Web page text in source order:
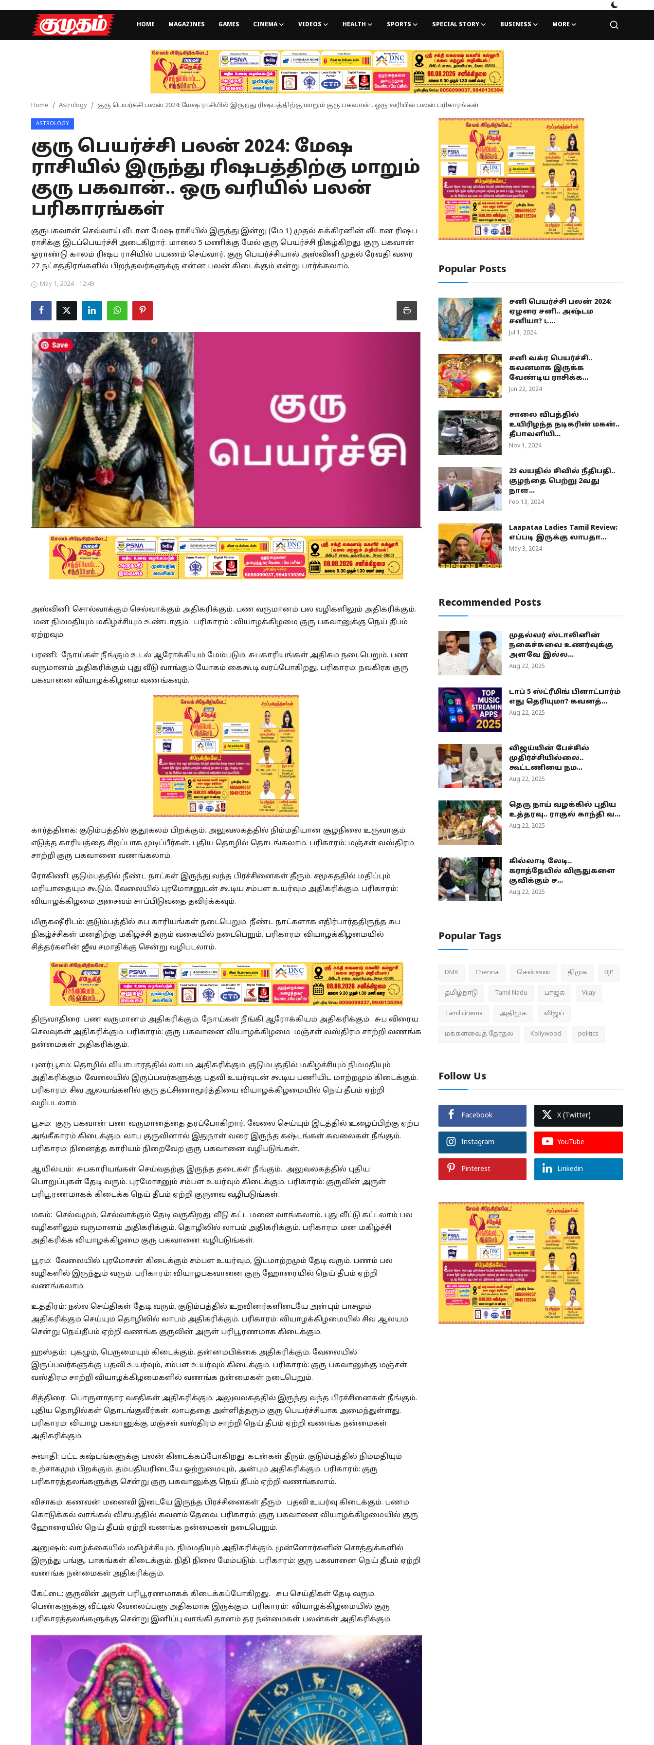
HOME MAGAZINES GAMES CINEMA VIDEOS HEALTH SPORTS SPECIAL STORY BUSINESS MORE
Games
Special Story
Business
Astrology
Spirituality
Weather
Politics
Home Astrology குரு பெயர்ச்சி பலன் 2024: மேஷ ராசியில் இருந்து ரிஷபத்திற்கு மாறும் குரு பகவான்.. ஒரு வரியில் பலன் பரிகாரங்கள்
ASTROLOGY
குரு பெயர்ச்சி பலன் 2024: மேஷ
ராசியில் இருந்து ரிஷபத்திற்கு மாறும்
குரு பகவான்.. ஒரு வரியில் பலன்
பரிகாரங்கள்
குருபகவான் செவ்வாய் வீடான மேஷ ராசியில் இருந்து இன்று (மே 1) முதல் சுக்கிரனின் வீடான ரிஷப
ராசிக்கு இடப்பெயர்ச்சி அடைகிறார். மாலை 5 மணிக்கு மேல் குரு பெயர்ச்சி நிகழ்கிறது. குரு பகவான்
ஓராண்டு காலம் ரிஷப ராசியில் பயணம் செய்வார். குரு பெயர்ச்சியால் அஸ்வினி முதல் ரேவதி வரை
27 நட்சத்திரங்களில் பிறந்தவர்களுக்கு என்ன பலன் கிடைக்கும் என்று பார்க்கலாம்.
May 1, 2024 - 12:49
அஸ்வினி: சொல்வாக்கும் செல்வாக்கும் அதிகரிக்கும். பண வருமானம் பல வழிகளிலும் அதிகரிக்கும்.
மன நிம்மதியும் மகிழ்ச்சியும் உண்டாகும். பரிகாரம் : வியாழக்கிழமை குரு பகவானுக்கு நெய் தீபம்
ஏற்றவும்.
பரணி: நோய்கள் நீங்கும் உடல் ஆரோக்கியம் மேம்படும். சுபகாரியங்கள் அதிகம் நடைபெறும். பண
வருமானம் அதிகரிக்கும் புது வீடு வாங்கும் யோகம் கைகூடி வரப்போகிறது. பரிகாரம்: நவகிரக குரு
பகவானை வியாழக்கிழமை வணங்கவும்.
கார்த்திகை: குடும்பத்தில் குதூகலம் பிறக்கும். அலுவலகத்தில் நிம்மதியான சூழ்நிலை உருவாகும்.
எடுத்த காரியத்தை சிறப்பாக முடிப்பீர்கள். புதிய தொழில் தொடங்கலாம். பரிகாரம்: மஞ்சள் வஸ்திரம்
சாற்றி குரு பகவானை வணங்கலாம்.
ரோகிணி: குடும்பத்தில் நீண்ட நாட்கள் இருந்து வந்த பிரச்சினைகள் தீரும். சமூகத்தில் மதிப்பும்
மரியாதையும் கூடும். வேலையில் புரமோசனுடன் கூடிய சம்பள உயர்வும் அதிகரிக்கும். பரிகாரம்:
வியாழக்கிழமை அசைவம் சாப்பிடுவதை தவிர்க்கவும்.
மிருகஷீரிடம்: குடும்பத்தில் சுப காரியங்கள் நடைபெறும். நீண்ட நாட்களாக எதிர்பார்த்திருந்த சுப
நிகழ்ச்சிகள் மனதிற்கு மகிழ்ச்சி தரும் வகையில் நடைபெறும். பரிகாரம்: வியாழக்கிழமையில்
சித்தர்களின் ஜீவ சமாதிக்கு சென்று வழிபடலாம்.
திருவாதிரை: பண வருமானம் அதிகரிக்கும். நோய்கள் நீங்கி ஆரோக்கியம் அதிகரிக்கும். சுப விரைய
செலவுகள் அதிகரிக்கும். பரிகாரம்: குரு பகவானை வியாழக்கிழமை மஞ்சள் வஸ்திரம் சாற்றி வணங்க
நன்மைகள் அதிகரிக்கும்.
புனர்பூசம்: தொழில் வியாபாரத்தில் லாபம் அதிகரிக்கும். குடும்பத்தில் மகிழ்ச்சியும் நிம்மதியும்
அதிகரிக்கும். வேலையில் இருப்பவர்களுக்கு பதவி உயர்வுடன் கூடிய பணியிட மாற்றமும் கிடைக்கும்.
பரிகாரம்: சிவ ஆலயங்களில் குரு தட்சிணாமூர்த்தியை வியாழக்கிழமையில் நெய் தீபம் ஏற்றி
வழிபடலாம்
பூசம்: குரு பகவான் பண வருமானத்தை தரப்போகிறார். வேலை செய்யும் இடத்தில் உழைப்பிற்கு ஏற்ப
அங்கீகாரம் கிடைக்கும். லாப குருவினால் இதுநாள் வரை இருந்த கஷ்டங்கள் கவலைகள் நீங்கும்.
பரிகாரம்: நினைத்த காரியம் நிறைவேற குரு பகவானை வழிபடுங்கள்.
ஆயில்யம்: சுபகாரியங்கள் செய்வதற்கு இருந்த தடைகள் நீங்கும். அலுவலகத்தில் புதிய
பொறுப்புகள் தேடி வரும். புரமோசனும் சம்பள உயர்வும் கிடைக்கும். பரிகாரம்: குருவின் அருள்
பரிபூரணமாகக் கிடைக்க நெய் தீபம் ஏற்றி குருவை வழிபடுங்கள்.
மகம்: செல்வமும், செல்வாக்கும் தேடி வருகிறது. வீடு கட்ட மனை வாங்கலாம். புது வீட்டு கட்டலாம் பல
வழிகளிலும் வருமானம் அதிகரிக்கும். தொழிலில் லாபம் அதிகரிக்கும். பரிகாரம்: மன மகிழ்ச்சி
அதிகரிக்க வியாழக்கிழமை குரு பகவானை வழிபடுங்கள்.
பூரம்: வேலையில் புரமோசன் கிடைக்கும் சம்பள உயர்வும், இடமாற்றமும் தேடி வரும். பணம் பல
வழிகளில் இருந்தும் வரும். பரிகாரம்: வியாழபகவானை குரு ஹோரையில் நெய் தீபம் ஏற்றி
வணங்கலாம்.
உத்திரம்: நல்ல செய்திகள் தேடி வரும். குடும்பத்தில் உறவினர்களிடையே அன்பும் பாசமும்
அதிகரிக்கும் செய்யும் தொழிலில் லாபம் அதிகரிக்கும். பரிகாரம்: வியாழக்கிழமையில் சிவ ஆலயம்
சென்று நெய்தீபம் ஏற்றி வணங்க குருவின் அருள் பரிபூரணமாக கிடைக்கும்.
ஹஸ்தம்: புகழும், பெருமையும் கிடைக்கும். தன்னம்பிக்கை அதிகரிக்கும். வேலையில்
இருப்பவர்களுக்கு பதவி உயர்வும், சம்பள உயர்வும் கிடைக்கும். பரிகாரம்: குரு பகவானுக்கு மஞ்சள்
வஸ்திரம் சாற்றி வியாழக்கிழமைகளில் வணங்க நன்மைகள் நடைபெறும்.
சித்திரை: பொருளாதார வசதிகள் அதிகரிக்கும். அலுவலகத்தில் இருந்து வந்த பிரச்சினைகள் நீங்கும்.
புதிய தொழில்கள் தொடங்குவீர்கள். லாபத்தை அள்ளித்தரும் குரு பெயர்ச்சியாக அமைந்துள்ளது.
பரிகாரம்: வியாழ பகவானுக்கு மஞ்சள் வஸ்திரம் சாற்றி நெய் தீபம் ஏற்றி வணங்க நன்மைகள்
அதிகரிக்கும்.
சுவாதி: பட்ட கஷ்டங்களுக்கு பலன் கிடைக்கப்போகிறது. கடன்கள் தீரும். குடும்பத்தில் நிம்மதியும்
உற்சாகமும் பிறக்கும். தம்பதியரிடையே ஒற்றுமையும், அன்பும் அதிகரிக்கும். பரிகாரம்: குரு
பரிகாரத்தலங்களுக்கு சென்று குரு பகவானுக்கு நெய் தீபம் ஏற்றி வணங்கலாம்.
விசாகம்: கணவன் மனைவி இடையே இருந்த பிரச்சினைகள் தீரும். பதவி உயர்வு கிடைக்கும். பணம்
கொடுக்கல் வாங்கல் விசயத்தில் கவனம் தேவை. பரிகாரம்: குரு பகவானை வியாழக்கிழமையில் குரு
ஹோரையில் நெய் தீபம் ஏற்றி வணங்க நன்மைகள் நடைபெறும்.
அனுஷம்: வாழ்க்கையில் மகிழ்ச்சியும், நிம்மதியும் அதிகரிக்கும். முன்னோர்களின் சொத்துக்களில்
இருந்து பங்கு, பாகங்கள் கிடைக்கும். நிதி நிலை மேம்படும். பரிகாரம்: குரு பகவானை நெய் தீபம் ஏற்றி
வணங்க நன்மைகள் அதிகரிக்கும்.
கேட்டை: குருவின் அருள் பரிபூரணமாகக் கிடைக்கப்போகிறது. சுப செய்திகள் தேடி வரும்.
பெண்களுக்கு வீட்டில் வேலைப்பளு அதிகமாக இருக்கும். பரிகாரம்: வியாழக்கிழமையில் குரு
பரிகாரத்தலங்களுக்கு சென்று இனிப்பு வாங்கி தானம் தர நன்மைகள் பலன்கள் அதிகரிக்கும்.
Popular Posts
சனி பெயர்ச்சி பலன் 2024:
ஏழரை சனி.. அஷ்டம
சனியா? ட...
Jul 1, 2024
சனி வக்ர பெயர்ச்சி..
கவனமாக இருக்க
வேண்டிய ராசிக்க...
Jun 22, 2024
சாலை விபத்தில்
உயிரிழந்த நடிகரின் மகன்..
தீபாவளியி...
Nov 1, 2024
23 வயதில் சிவில் நீதிபதி..
குழந்தை பெற்று 2வது
நாள...
Feb 13, 2024
Laapataa Ladies Tamil Review:
எப்படி இருக்கு லாபதா...
May 3, 2024
Recommended Posts
முதல்வர் ஸ்டாலினின்
நகைச்சுவை உணர்வுக்கு
அளவே இல்ல...
Aug 22, 2025
டாப் 5 ஸ்ட்ரீமிங் பிளாட்பார்ம்
எது தெரியுமா? கவனத்...
Aug 22, 2025
விஜய்யின் பேச்சில்
முதிர்ச்சியில்லை..
கூட்டணியை நம...
Aug 22, 2025
தெரு நாய் வழக்கில் புதிய
உத்தரவு.. ராகுல் காந்தி வ...
Aug 22, 2025
கில்லாடி லேடி..
கராத்தேயில் விருதுகளை
குவிக்கும் ச...
Aug 22, 2025
Popular Tags
DMK Chennai சென்னை திமுக BJP
தமிழ்நாடு Tamil Nadu பாஜக Vijay
Tamil cinema அதிமுக விஜய்
மக்களவைத் தேர்தல் Kollywood politics
Follow Us
Facebook X (Twitter)
Instagram YouTube
Pinterest Linkedin